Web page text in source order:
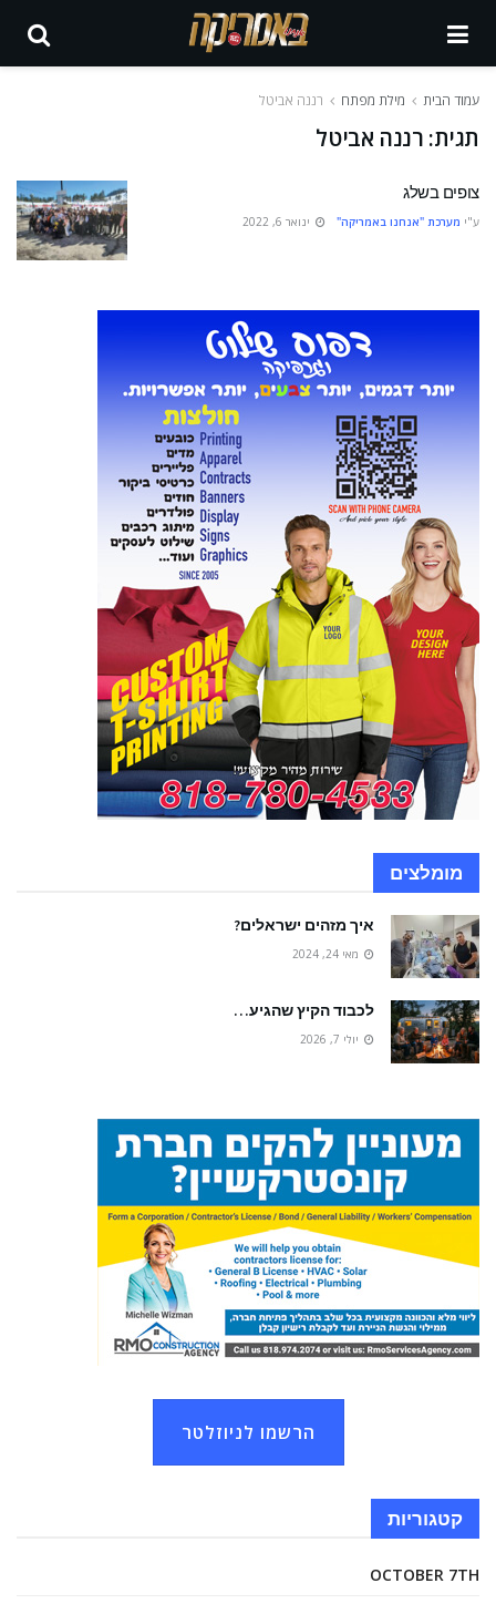
עמוד הבית מילת מפתח רננה אביטל
תגית: רננה אביטל
צופים בשלג
ע"י מערכת "אנחנו באמריקה" ינואר 6, 2022
מומלצים
איך מזהים ישראלים?
מאי 24, 2024
לכבוד הקיץ שהגיע…
יולי 7, 2026
הרשמו לניוזלטר
קטגוריות
OCTOBER 7TH